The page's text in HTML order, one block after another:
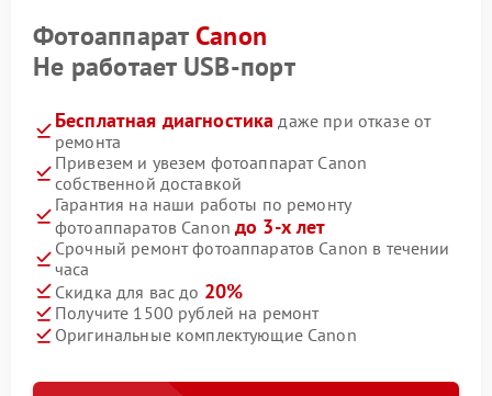
Фотоаппарат Canon
Не работает USB-порт
Бесплатная диагностика даже при отказе от
ремонта
Привезем и увезем фотоаппарат Canon
собственной доставкой
Гарантия на наши работы по ремонту
фотоаппаратов Canonдо 3-х лет
Срочный ремонт фотоаппаратов Canon в течении
часа
Скидка для вас до 20%
Получите 1500 рублей на ремонт
Оригинальные комплектующие Canon